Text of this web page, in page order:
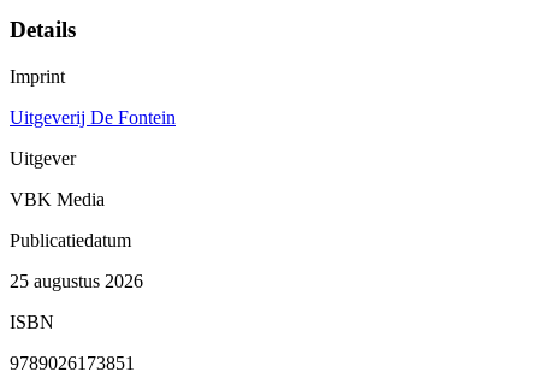
Details
Imprint
Uitgeverij De Fontein
Uitgever
VBK Media
Publicatiedatum
25 augustus 2026
ISBN
9789026173851